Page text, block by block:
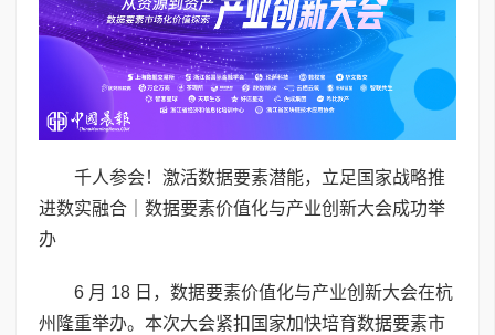
千人参会！激活数据要素潜能，立足国家战略推
进数实融合｜数据要素价值化与产业创新大会成功举
办
6 月 18 日，数据要素价值化与产业创新大会在杭
州隆重举办。本次大会紧扣国家加快培育数据要素市